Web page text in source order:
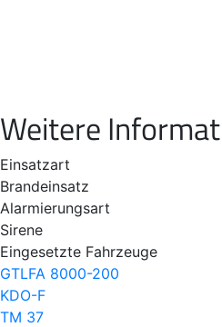
Weitere
Einsatzart
Brandeinsatz
Alarmierungsart
Sirene
Eingesetzte Fahrzeuge
GTLFA 8000-200
KDO-F
TM 37